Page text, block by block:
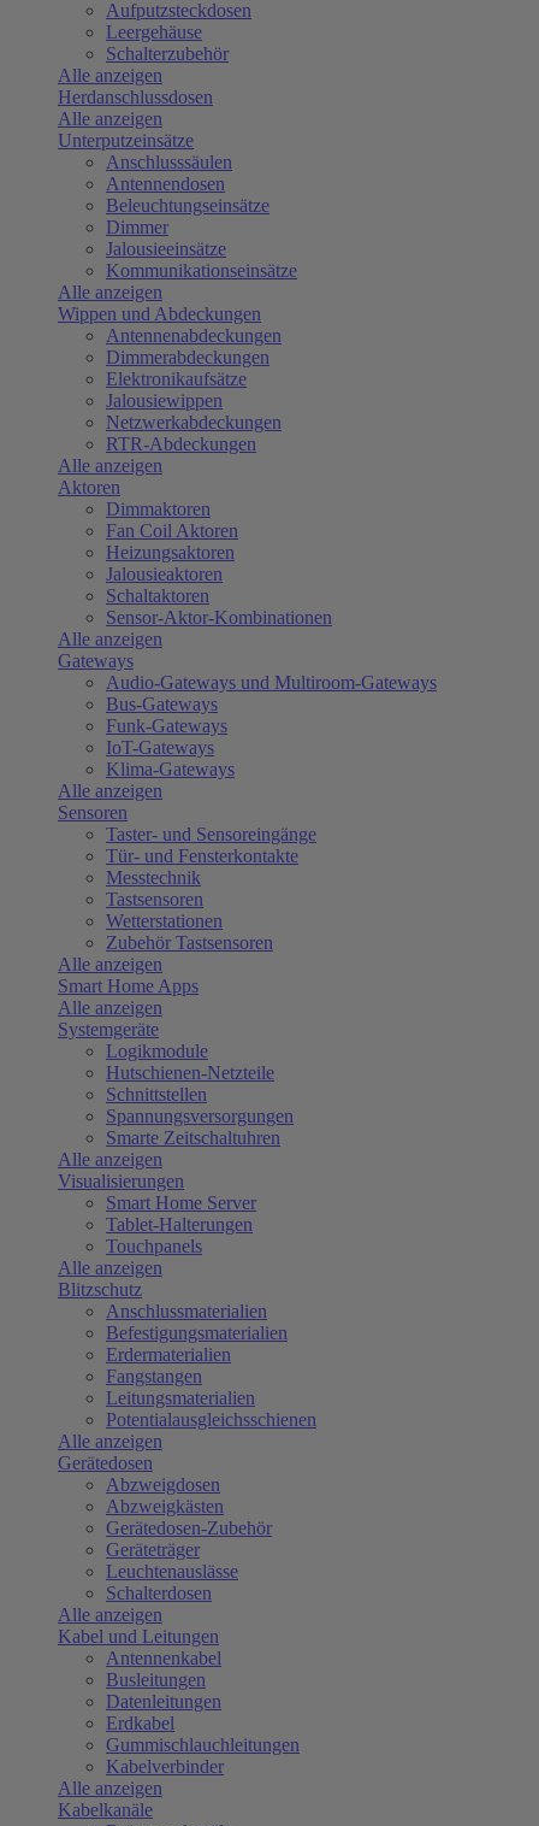
Aufputzsteckdosen
Leergehäuse
Schalterzubehör
Alle anzeigen
Herdanschlussdosen
Alle anzeigen
Unterputzeinsätze
Anschlusssäulen
Antennendosen
Beleuchtungseinsätze
Dimmer
Jalousieeinsätze
Kommunikationseinsätze
Alle anzeigen
Wippen und Abdeckungen
Antennenabdeckungen
Dimmerabdeckungen
Elektronikaufsätze
Jalousiewippen
Netzwerkabdeckungen
RTR-Abdeckungen
Alle anzeigen
Aktoren
Dimmaktoren
Fan Coil Aktoren
Heizungsaktoren
Jalousieaktoren
Schaltaktoren
Sensor-Aktor-Kombinationen
Alle anzeigen
Gateways
Audio-Gateways und Multiroom-Gateways
Bus-Gateways
Funk-Gateways
IoT-Gateways
Klima-Gateways
Alle anzeigen
Sensoren
Taster- und Sensoreingänge
Tür- und Fensterkontakte
Messtechnik
Tastsensoren
Wetterstationen
Zubehör Tastsensoren
Alle anzeigen
Smart Home Apps
Alle anzeigen
Systemgeräte
Logikmodule
Hutschienen-Netzteile
Schnittstellen
Spannungsversorgungen
Smarte Zeitschaltuhren
Alle anzeigen
Visualisierungen
Smart Home Server
Tablet-Halterungen
Touchpanels
Alle anzeigen
Blitzschutz
Anschlussmaterialien
Befestigungsmaterialien
Erdermaterialien
Fangstangen
Leitungsmaterialien
Potentialausgleichsschienen
Alle anzeigen
Gerätedosen
Abzweigdosen
Abzweigkästen
Gerätedosen-Zubehör
Geräteträger
Leuchtenauslässe
Schalterdosen
Alle anzeigen
Kabel und Leitungen
Antennenkabel
Busleitungen
Datenleitungen
Erdkabel
Gummischlauchleitungen
Kabelverbinder
Alle anzeigen
Kabelkanäle